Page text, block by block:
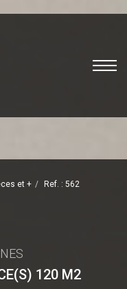
et + Ref. : 562
120 M2